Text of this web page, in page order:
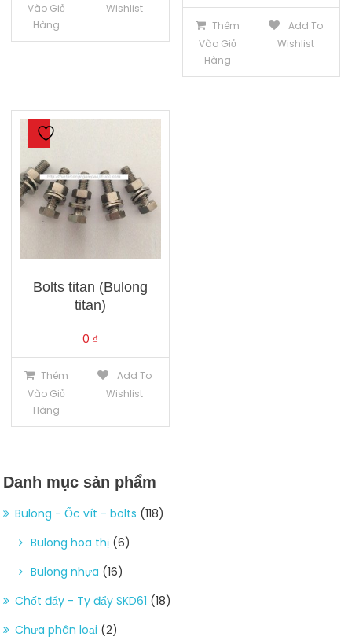
Vào Giỏ
Hàng
Wishlist
Thêm
Vào Giỏ
Hàng
Add To
Wishlist
Bolts titan (Bulong
titan)
0 ₫
Thêm
Vào Giỏ
Hàng
Add To
Wishlist
Danh mục sản phẩm
Bulong - Ốc vít - bolts (118)
Bulong hoa thị (6)
Bulong nhựa (16)
Chốt đẩy - Ty đẩy SKD61 (18)
Chưa phân loại (2)